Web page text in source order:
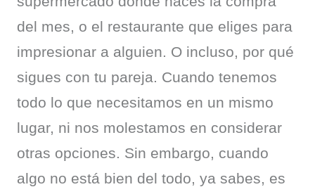
del mes, o el restaurante que eliges para
impresionar a alguien. O incluso, por qué
sigues con tu pareja. Cuando tenemos
todo lo que necesitamos en un mismo
lugar, ni nos molestamos en considerar
otras opciones. Sin embargo, cuando
algo no está bien del todo, ya sabes, es